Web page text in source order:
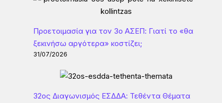
Προετοιμασία για τον 3ο ΑΣΕΠ: Γιατί το «θα
ξεκινήσω αργότερα» κοστίζει;
31/07/2026
32ος Διαγωνισμός ΕΣΔΔΑ: Τεθέντα Θέματα